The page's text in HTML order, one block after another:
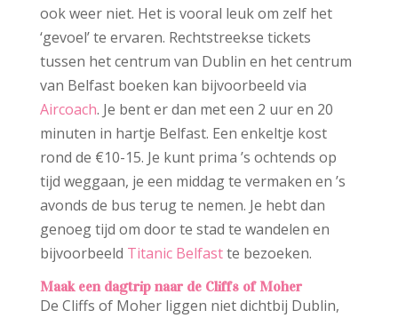
ook weer niet. Het is vooral leuk om zelf het
‘gevoel’ te ervaren. Rechtstreekse tickets
tussen het centrum van Dublin en het centrum
van Belfast boeken kan bijvoorbeeld via
Aircoach. Je bent er dan met een 2 uur en 20
minuten in hartje Belfast. Een enkeltje kost
rond de €10-15. Je kunt prima ’s ochtends op
tijd weggaan, je een middag te vermaken en ’s
avonds de bus terug te nemen. Je hebt dan
genoeg tijd om door te stad te wandelen en
bijvoorbeeld Titanic Belfastte bezoeken.
Maak een dagtrip naar de Cliffs of Moher
De Cliffs of Moher liggen niet dichtbij Dublin,